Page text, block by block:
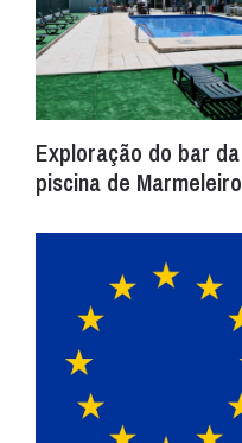
Exploração do bar da
piscina de Marmeleiro